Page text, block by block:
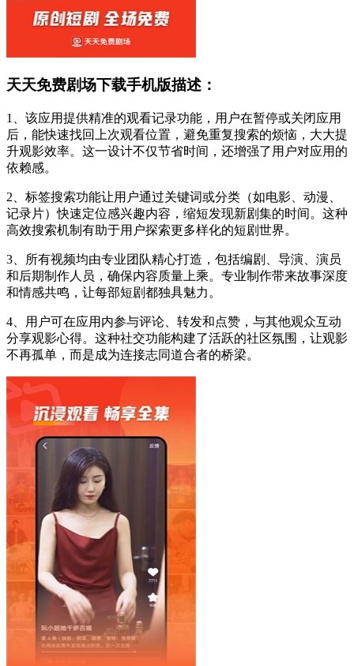
天天免费剧场下载手机版描述：
1、该应用提供精准的观看记录功能，用户在暂停或关闭应用
后，能快速找回上次观看位置，避免重复搜索的烦恼，大大提
升观影效率。这一设计不仅节省时间，还增强了用户对应用的
依赖感。
2、标签搜索功能让用户通过关键词或分类（如电影、动漫、
记录片）快速定位感兴趣内容，缩短发现新剧集的时间。这种
高效搜索机制有助于用户探索更多样化的短剧世界。
3、所有视频均由专业团队精心打造，包括编剧、导演、演员
和后期制作人员，确保内容质量上乘。专业制作带来故事深度
和情感共鸣，让每部短剧都独具魅力。
4、用户可在应用内参与评论、转发和点赞，与其他观众互动
分享观影心得。这种社交功能构建了活跃的社区氛围，让观影
不再孤单，而是成为连接志同道合者的桥梁。